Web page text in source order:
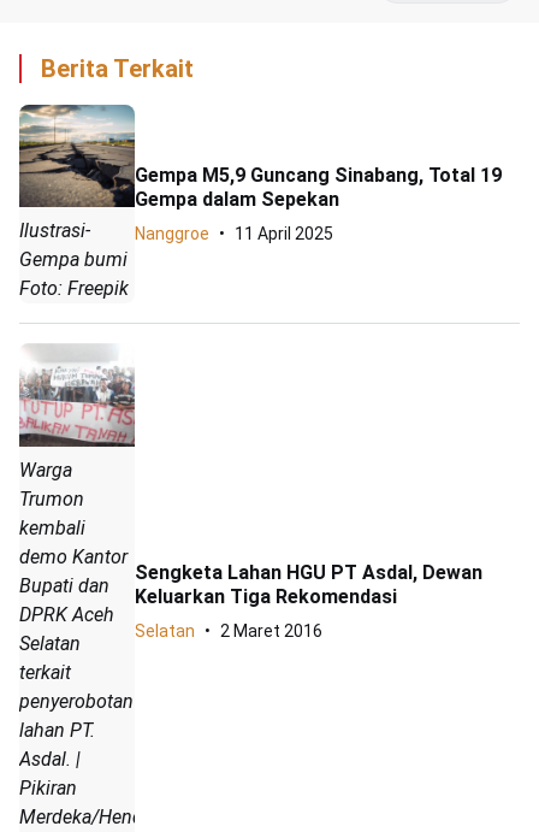
Berita Terkait
Ilustrasi-
Gempa bumi
Foto: Freepik
Gempa M5,9 Guncang Sinabang, Total 19
Gempa dalam Sepekan
Nanggroe 11 April 2025
Warga
Trumon
kembali
demo Kantor
Bupati dan
DPRK Aceh
Selatan
terkait
penyerobotan
lahan PT.
Asdal. |
Pikiran
Merdeka/Hendrik
Sengketa Lahan HGU PT Asdal, Dewan
Keluarkan Tiga Rekomendasi
Selatan 2 Maret 2016